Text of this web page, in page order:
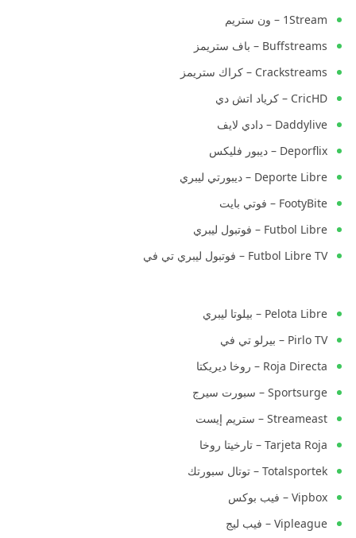
1Stream – ون ستريم
Buffstreams – باف ستريمز
Crackstreams – كراك ستريمز
CricHD – كرياد اتش دي
Daddylive – دادي لايف
Deporflix – ديبور فليكس
Deporte Libre – ديبورتي ليبري
FootyBite – فوتي بايت
Futbol Libre – فوتبول ليبري
Futbol Libre TV – فوتبول ليبري تي في
Pelota Libre – بيلوتا ليبري
Pirlo TV – بيرلو تي في
Roja Directa – روخا ديريكتا
Sportsurge – سبورت سيرج
Streameast – ستريم إيست
Tarjeta Roja – تارخيتا روخا
Totalsportek – توتال سبورتك
Vipbox – فيب بوكس
Vipleague – فيب ليج